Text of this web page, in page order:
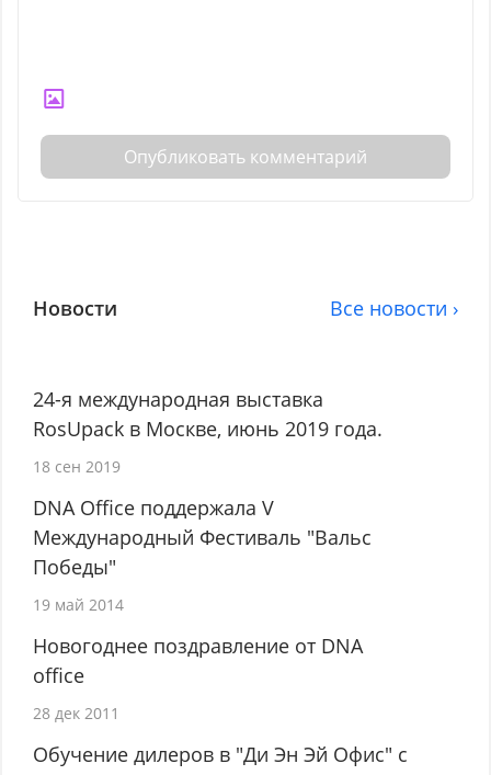
Опубликовать комментарий
Новости Все новости ›
24-я международная выставка
RosUpack в Москве, июнь 2019 года.
18 сен 2019
DNA Office поддержала V
Международный Фестиваль "Вальс
Победы"
19 май 2014
Новогоднее поздравление от DNA
office
28 дек 2011
Обучение дилеров в "Ди Эн Эй Офис" с